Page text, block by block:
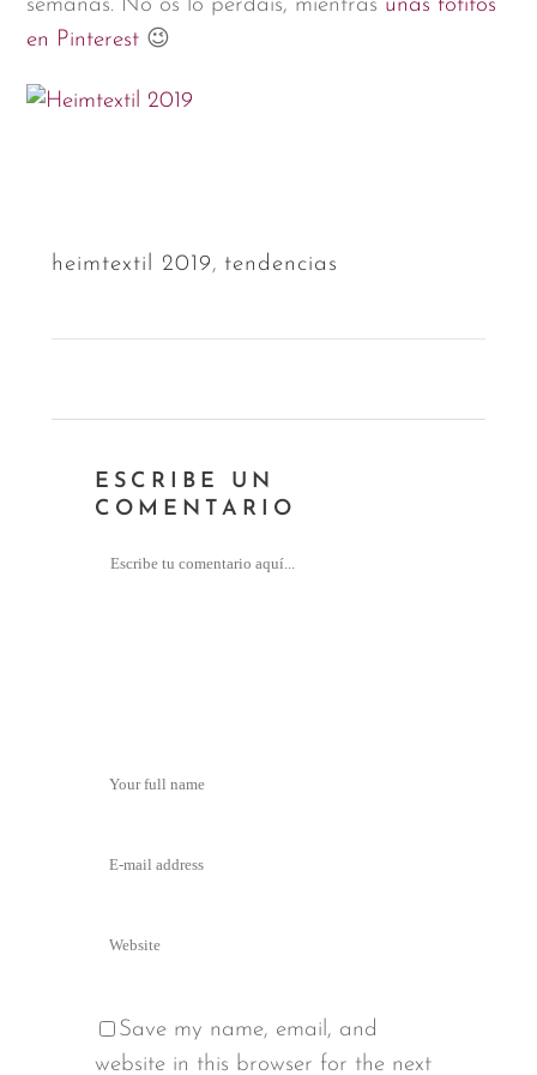
semanas. No os lo perdáis, mientras unas fotitos
en Pinterest 😉
heimtextil 2019, tendencias
ESCRIBE UN
COMENTARIO
Save my name, email, and
website in this browser for the next